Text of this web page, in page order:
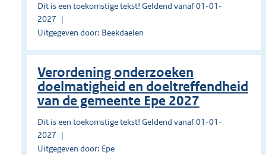
Dit is een toekomstige tekst! Geldend vanaf 01-01-
2027
Uitgegeven door: Beekdaelen
Verordening onderzoeken
doelmatigheid en doeltreffendheid
van de gemeente Epe 2027
Dit is een toekomstige tekst! Geldend vanaf 01-01-
2027
Uitgegeven door: Epe